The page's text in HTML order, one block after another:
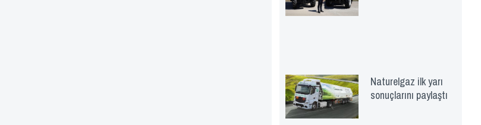
Naturelgaz ilk yarı
sonuçlarını paylaştı